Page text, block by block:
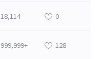
18,114 0
999,999+ 128